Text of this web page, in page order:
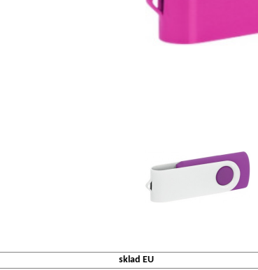
sklad EU